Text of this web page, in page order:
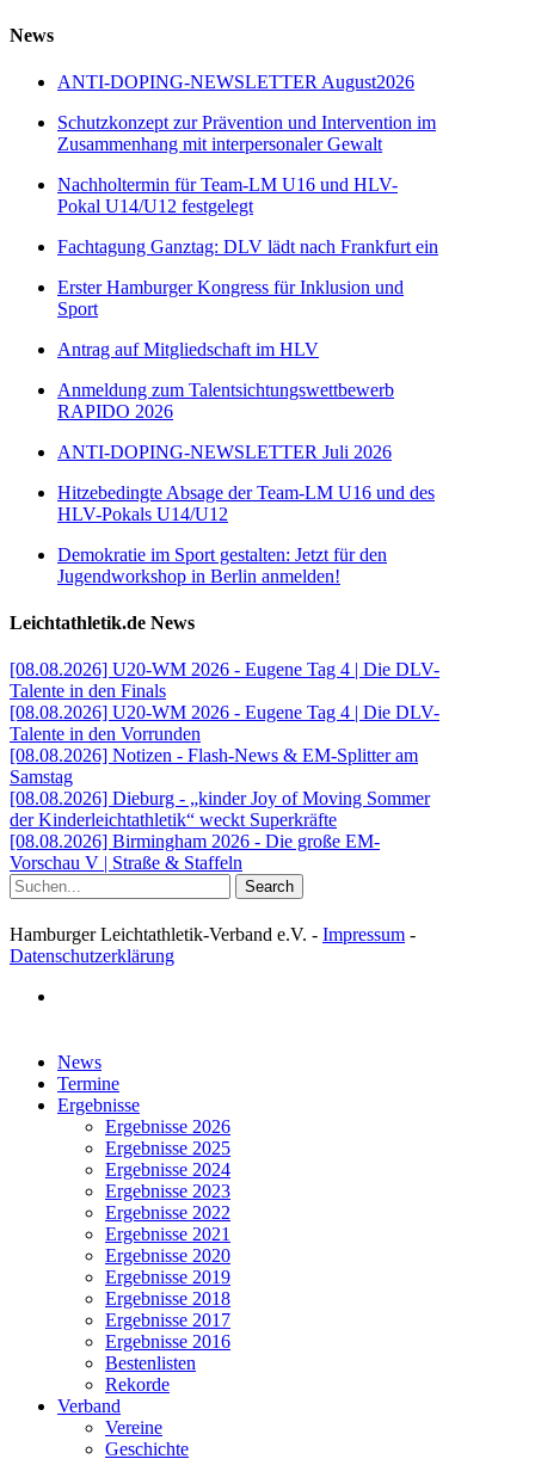
News
ANTI-DOPING-NEWSLETTER August2026
Schutzkonzept zur Prävention und Intervention im
Zusammenhang mit interpersonaler Gewalt
Nachholtermin für Team-LM U16 und HLV-
Pokal U14/U12 festgelegt
Fachtagung Ganztag: DLV lädt nach Frankfurt ein
Erster Hamburger Kongress für Inklusion und
Sport
Antrag auf Mitgliedschaft im HLV
Anmeldung zum Talentsichtungswettbewerb
RAPIDO 2026
ANTI-DOPING-NEWSLETTER Juli 2026
Hitzebedingte Absage der Team-LM U16 und des
HLV-Pokals U14/U12
Demokratie im Sport gestalten: Jetzt für den
Jugendworkshop in Berlin anmelden!
Leichtathletik.de News
[08.08.2026] U20-WM 2026 - Eugene Tag 4 | Die DLV-
Talente in den Finals
[08.08.2026] U20-WM 2026 - Eugene Tag 4 | Die DLV-
Talente in den Vorrunden
[08.08.2026] Notizen - Flash-News & EM-Splitter am
Samstag
[08.08.2026] Dieburg - „kinder Joy of Moving Sommer
der Kinderleichtathletik“ weckt Superkräfte
[08.08.2026] Birmingham 2026 - Die große EM-
Vorschau V | Straße & Staffeln
Search
Hamburger Leichtathletik-Verband e.V. - Impressum -
Datenschutzerklärung
Close
Menu
News
Termine
Ergebnisse
Ergebnisse 2026
Ergebnisse 2025
Ergebnisse 2024
Ergebnisse 2023
Ergebnisse 2022
Ergebnisse 2021
Ergebnisse 2020
Ergebnisse 2019
Ergebnisse 2018
Ergebnisse 2017
Ergebnisse 2016
Bestenlisten
Rekorde
Verband
Vereine
Geschichte